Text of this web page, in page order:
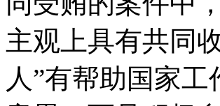
主观上具有共同
人”有帮助国家